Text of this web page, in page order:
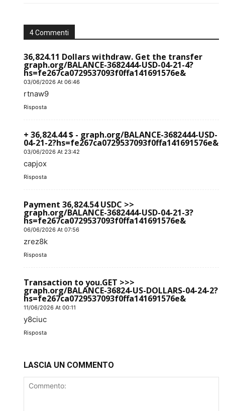
4 Commenti
36,824.11 Dollars withdraw. Get the transfer
graph.org/BALANCE-3682444-USD-04-21-4?
hs=fe267ca0729537093f0ffa141691576e&
03/06/2026 At 06:46
rtnaw9
Risposta
+ 36,824.44 $ - graph.org/BALANCE-3682444-USD-
04-21-2?hs=fe267ca0729537093f0ffa141691576e&
03/06/2026 At 23:42
capjox
Risposta
Payment 36,824.54 USDC >>
graph.org/BALANCE-3682444-USD-04-21-3?
hs=fe267ca0729537093f0ffa141691576e&
06/06/2026 At 07:56
zrez8k
Risposta
Transaction to you.GET >>>
graph.org/BALANCE-36824-US-DOLLARS-04-24-2?
hs=fe267ca0729537093f0ffa141691576e&
11/06/2026 At 00:11
y8ciuc
Risposta
LASCIA UN COMMENTO